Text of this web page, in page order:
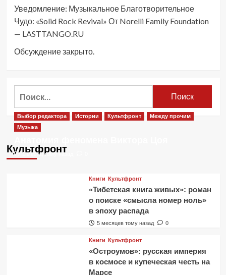
Уведомление: Музыкальное Благотворительное
Чудо: «Solid Rock Revival» От Norelli Family Foundation
— LASTTANGO.RU
Обсуждение закрыто.
Культфронт
Выбор редактора Истории Культфронт
Между прочим
Музыка
1 месяц тому назад
Книги Культфронт
«Тибетская книга живых»: роман
о поиске «смысла номер ноль»
в эпоху распада
5 месяцев тому назад 0
Книги Культфронт
«Остроумов»: русская империя
в космосе и купеческая честь на
Марсе